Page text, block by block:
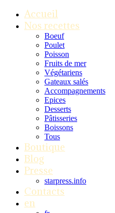
Accueil
Nos recettes
Boeuf
Poulet
Poisson
Fruits de mer
Végétariens
Gateaux salés
Accompagnements
Epices
Desserts
Pâtisseries
Boissons
Tous
Boutique
Blog
Presse
starpress.info
Contacts
en